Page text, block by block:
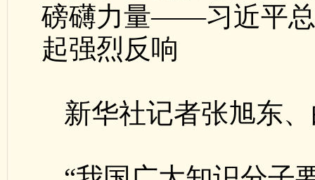
磅礴力量——习近平总
起强烈反响
新华社记者张旭东